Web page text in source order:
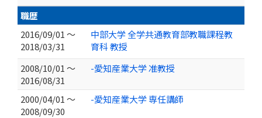
職歴
2016/09/01 ～
2018/03/31
中部大学 全学共通教育部教職課程教
育科 教授
2008/10/01 ～
2016/08/31
-愛知産業大学 准教授
2000/04/01 ～
2008/09/30
-愛知産業大学 専任講師